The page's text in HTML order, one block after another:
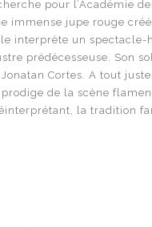
pour l’Académie
immense jupe rouge
interprète un
prédécesseuse. Son
Cortes. A tout
de la scène
la tradition